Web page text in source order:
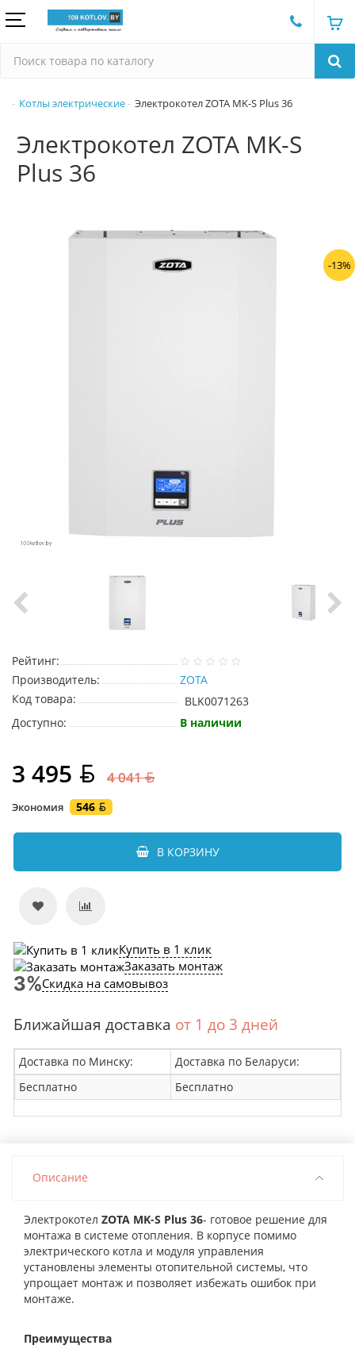
Котлы электрические Электрокотел ZOTA MK-S Plus 36
Электрокотел ZOTA MK-S
Plus 36
-13%
Рейтинг:
Производитель:
ZOTA
Код товара:
BLK0071263
Доступно:
В наличии
3 495 4 041
Экономия 546
В КОРЗИНУ
Купить в 1 клик
Заказать монтаж
Скидка на самовывоз
Ближайшая доставка от 1 до 3 дней
Доставка по Минску:
Доставка по Беларуси:
Бесплатно
Бесплатно
Описание
Электрокотел ZOTA MK-S Plus 36- готовое решение для
монтажа в системе отопления. В корпусе помимо
электрического котла и модуля управления
установлены элементы отопительной системы, что
упрощает монтаж и позволяет избежать ошибок при
монтаже.
Преимущества